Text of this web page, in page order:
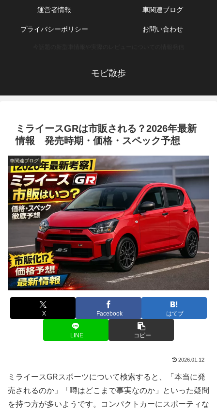
モビ散歩
運営者情報 車関連ブログ
プライバシーポリシー お問い合わせ
ミライースGRは市販される？2026年最新
情報 発売時期・価格・スペック予想
車関連ブログ
X Facebook はてブ
LINE コピー
2026.01.12
ミライースGRスポーツについて検索すると、「本当に発
売されるのか」「噂はどこまで事実なのか」といった疑問
を持つ方が多いようです。コンパクトカーにスポーティな